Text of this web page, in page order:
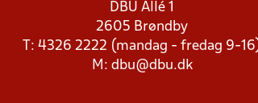
DBU Allé 1
2605 Brøndby
T: 4326 2222 (mandag - fredag 9-
M: dbu@dbu.dk